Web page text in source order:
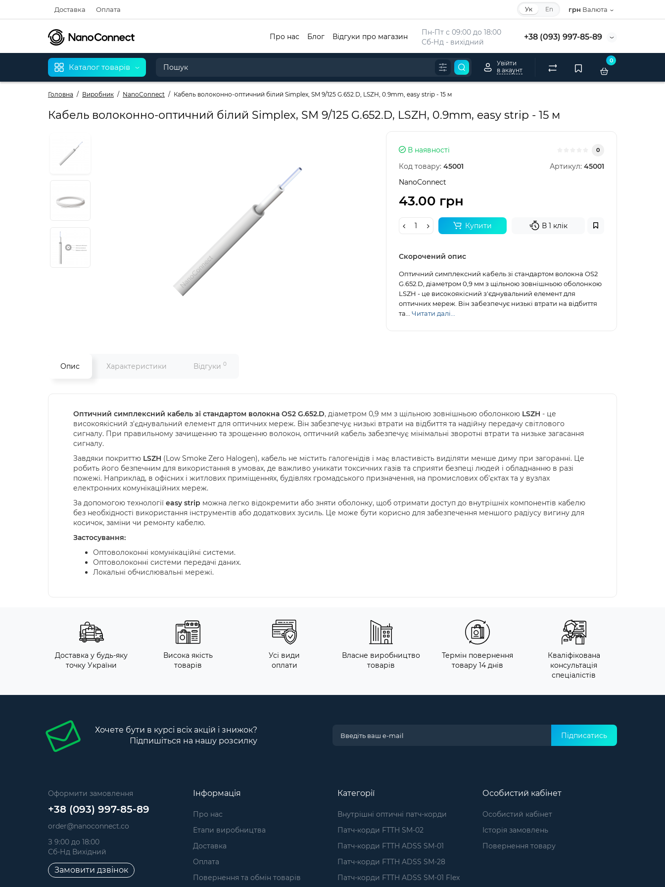
Доставка Оплата грн Валюта
Ук En
Пн-Пт с 09:00 до 18:00
Сб-Нд - вихідний
+38 (093) 997-85-89
Про нас Блог Відгуки про магазин
Каталог товарів
Увійти
в акаунт
0
Головна Виробник NanoConnect Кабель волоконно-оптичний білий Simplex, SM 9/125 G.652.D, LSZH, 0.9mm, easy strip - 15 м
Кабель волоконно-оптичний білий Simplex, SM 9/125 G.652.D, LSZH, 0.9mm, easy strip - 15 м
В наявності 0
Код товару: 45001 Артикул: 45001
NanoConnect
43.00 грн
Купити В 1 клік
Скорочений опис
Оптичний симплексний кабель зі стандартом волокна OS2
G.652.D, діаметром 0,9 мм з щільною зовнішньою оболонкою
LSZH - це високоякісний з'єднувальний елемент для
оптичних мереж. Він забезпечує низькі втрати на відбиття
та... Читати далі...
Опис Характеристики Відгуки 0
Оптичний симплексний кабель зі стандартом волокна OS2 G.652.D, діаметром 0,9 мм з щільною зовнішньою оболонкою LSZH - це
високоякісний з'єднувальний елемент для оптичних мереж. Він забезпечує низькі втрати на відбиття та надійну передачу світлового
сигналу. При правильному зачищенню та зрощенню волокон, оптичний кабель забезпечує мінімальні зворотні втрати та низьке загасання
сигналу.
Завдяки покриттю LSZH (Low Smoke Zero Halogen), кабель не містить галогенідів і має властивість виділяти менше диму при загоранні. Це
робить його безпечним для використання в умовах, де важливо уникати токсичних газів та сприяти безпеці людей і обладнанню в разі
пожежі. Наприклад, в офісних і житлових приміщеннях, будівлях громадського призначення, на промислових об'єктах та у вузлах
електронних комунікаційних мереж.
За допомогою технології easy strip можна легко відокремити або зняти оболонку, щоб отримати доступ до внутрішніх компонентів кабелю
без необхідності використання інструментів або додаткових зусиль. Це може бути корисно для забезпечення меншого радіусу вигину для
косичок, заміни чи ремонту кабелю.
Застосування:
Оптоволоконні комунікаційні системи.
Оптоволоконні системи передачі даних.
Локальні обчислювальні мережі.
Доставка у будь-яку
точку України
Висока якість
товарів
Усі види
оплати
Власне виробництво
товарів
Термін повернення
товару 14 днів
Кваліфікована
консультація
спеціалістів
Хочете бути в курсі всіх акцій і знижок?
Підпишіться на нашу розсилку
Підписатись
Оформити замовлення
+38 (093) 997-85-89
order@nanoconnect.co
З 9:00 до 18:00
Сб-Нд Вихідний
Замовити дзвінок
Інформація
Про нас
Етапи виробництва
Доставка
Оплата
Повернення та обмін товарів
Категорії
Внутрішні оптичні патч-корди
Патч-корди FTTH SM-02
Патч-корди FTTH ADSS SM-01
Патч-корди FTTH ADSS SM-28
Патч-корди FTTH ADSS SM-01 Flex
Особистий кабінет
Особистий кабінет
Історія замовлень
Повернення товару